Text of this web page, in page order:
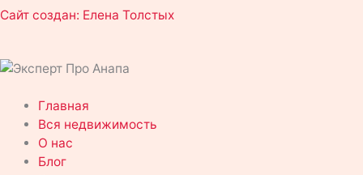
e
-
a
l
s
a
p
p
g
r
m
n
o
k
l
l
e
r
u
b
Сайт создан: Елена Толстых
Главная
Вся недвижимость
О нас
Блог